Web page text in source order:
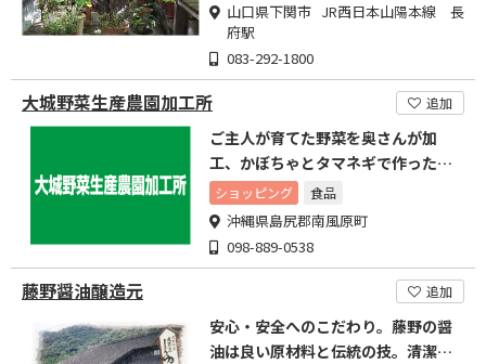
山口県下関市 JR西日本山陽本線 長
府駅
083-292-1800
大城野菜生産農園加工所 追加
ご主人が育てた野菜を奥さんが加
工、かぼちゃとタマネギで作ったス
ープ
ショッピング 食品
沖縄県島尻郡南風原町
098-889-0538
藤野醤油醸造元 追加
安心・安全へのこだわり。藤野の醤
油は良い原材料と伝統の技。清潔な